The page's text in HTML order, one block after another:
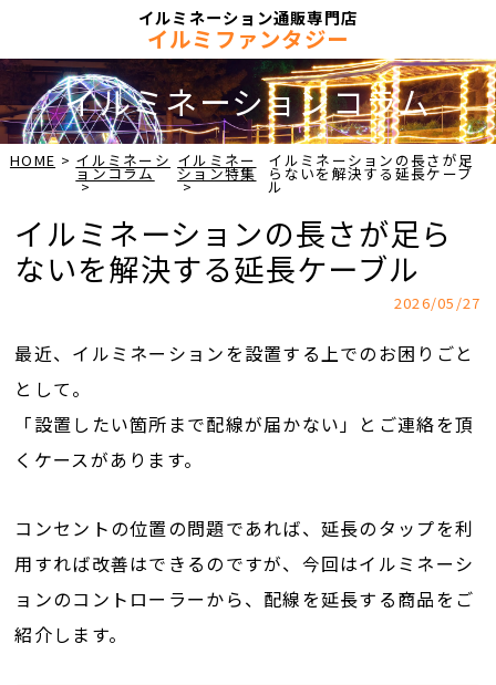
イルミネーション通販専門店
イルミファンタジー
イルミネーションコラム
HOME イルミネーシ
ョンコラム
イルミネー
ション特集
イルミネーションの長さが足
らないを解決する延長ケーブ
ル
イルミネーションの長さが足ら
ないを解決する延長ケーブル
2026/05/27
最近、イルミネーションを設置する上でのお困りごと
として。
「設置したい箇所まで配線が届かない」とご連絡を頂
くケースがあります。
コンセントの位置の問題であれば、延長のタップを利
用すれば改善はできるのですが、今回はイルミネーシ
ョンのコントローラーから、配線を延長する商品をご
紹介します。